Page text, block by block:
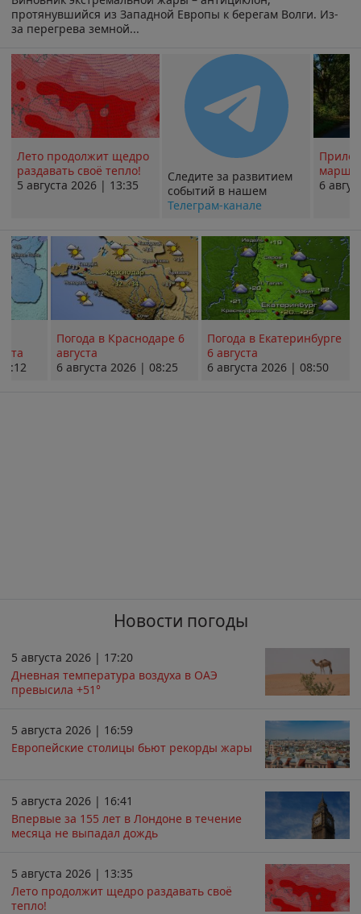
протянувшийся из Западной Европы к берегам Волги. Из-
за перегрева земной...
Лето продолжит щедро
раздавать своё тепло!
5 августа 2026 | 13:35
Следите за развитием
событий в нашем
Телеграм-канале
6
Погода в Краснодаре 6
августа
6 августа 2026 | 08:25
Погода в Екатеринбурге
6 августа
6 августа 2026 | 08:50
Новости погоды
5 августа 2026 | 17:20
Дневная температура воздуха в ОАЭ
превысила +51°
5 августа 2026 | 16:59
Европейские столицы бьют рекорды жары
5 августа 2026 | 16:41
Впервые за 155 лет в Лондоне в течение
месяца не выпадал дождь
5 августа 2026 | 13:35
Лето продолжит щедро раздавать своё
тепло!